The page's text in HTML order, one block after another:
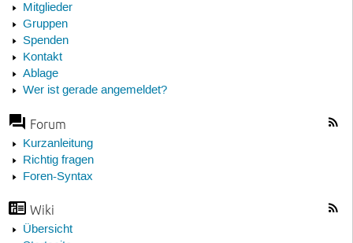
Mitglieder
Gruppen
Spenden
Kontakt
Ablage
Wer ist gerade angemeldet?
Forum
Kurzanleitung
Richtig fragen
Foren-Syntax
Wiki
Übersicht